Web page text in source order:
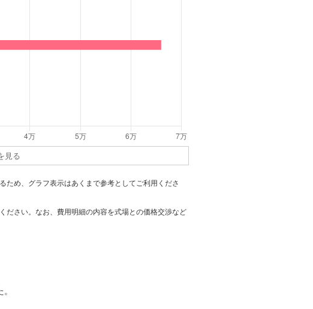
見る
め、グラフ表示はあくまで参考としてご利用くださ
さい。なお、費用明細の内容を式場との価格交渉など